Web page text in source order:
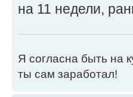
на 11 недели,
Я согласна быть на
ты сам заработал!